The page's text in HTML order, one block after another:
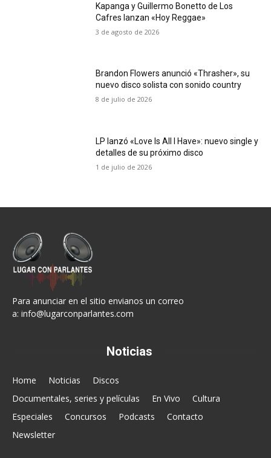
Kapanga y Guillermo Bonetto de Los
Cafres lanzan «Hoy Reggae»
3 de agosto de 2026
Brandon Flowers anunció «Thrasher», su
nuevo disco solista con sonido country
8 de julio de 2026
LP lanzó «Love Is All I Have»: nuevo single y
detalles de su próximo disco
1 de julio de 2026
Para anunciar en el sitio envianos un correo
a: info@lugarconparlantes.com
Noticias
Home Noticias
Discos
Documentales, series y películas
En Vivo
Cultura
Especiales
Concursos Podcasts
Contacto
Newsletter